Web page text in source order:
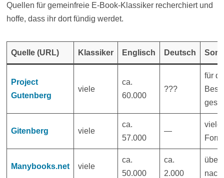
Quellen für gemeinfreie E-Book-Klassiker recherchiert und
hoffe, dass ihr dort fündig werdet.
Quelle (URL) Klassiker Englisch Deutsch
Project
Gutenberg
viele
ca.
60.000
???
für dt.
Gitenberg viele
ca.
57.000
—
viele
Manybooks.net viele
ca.
50.000
ca.
2.000
nach